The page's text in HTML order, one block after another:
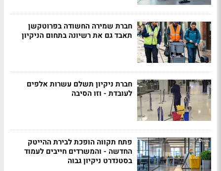
חברת שמירה החשודה בפרוטקשן
תאבד גם את רשיונה בתחום הניקיון
חברת ניקיון תשלם עשרות אלפים
לעובדת - וזו הסיבה
פתח תקווה הופכת לבירת ההייטק
החדשה - והמשרדים חייבים לעמוד
בסטנדרט ניקיון גבוה